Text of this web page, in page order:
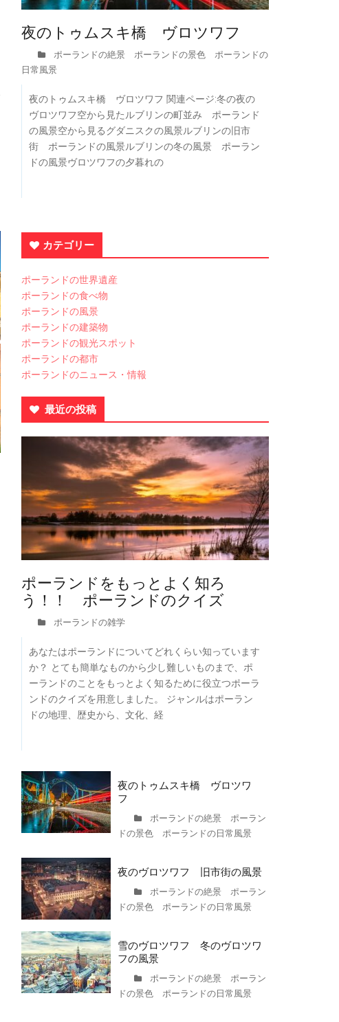
夜のトゥムスキ橋 ヴロツワフ
ポーランドの絶景 ポーランドの景色 ポーランドの
日常風景
夜のトゥムスキ橋 ヴロツワフ 関連ページ:冬の夜の
ヴロツワフ空から見たルブリンの町並み ポーランド
の風景空から見るグダニスクの風景ルブリンの旧市
街 ポーランドの風景ルブリンの冬の風景 ポーラン
ドの風景ヴロツワフの夕暮れの
カテゴリー
ポーランドの世界遺産
ポーランドの食べ物
ポーランドの風景
ポーランドの建築物
ポーランドの観光スポット
ポーランドの都市
ポーランドのニュース・情報
最近の投稿
ポーランドをもっとよく知ろ
う！！ ポーランドのクイズ
ポーランドの雑学
あなたはポーランドについてどれくらい知っています
か？ とても簡単なものから少し難しいものまで、ポ
ーランドのことをもっとよく知るために役立つポーラ
ンドのクイズを用意しました。 ジャンルはポーラン
ドの地理、歴史から、文化、経
夜のトゥムスキ橋 ヴロツワ
フ
ポーランドの絶景 ポーラン
ドの景色 ポーランドの日常風景
夜のヴロツワフ 旧市街の風景
ポーランドの絶景 ポーラン
ドの景色 ポーランドの日常風景
雪のヴロツワフ 冬のヴロツワ
フの風景
ポーランドの絶景 ポーラン
ドの景色 ポーランドの日常風景